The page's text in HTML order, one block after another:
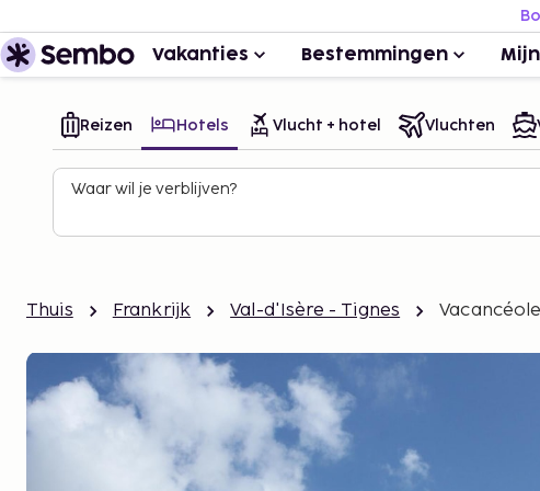
Vakanties Bestemmingen
Reizen Hotels Vlucht + hotel Vluchten
Waar wil je verblijven?
Thuis Frankrijk Val-d'Isère - Tignes